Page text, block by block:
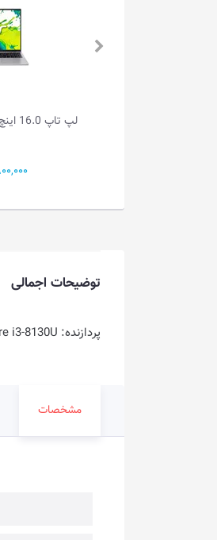
توضیحات اجمالی
پردازنده: Core i3-8130U رم: 4 گیگابایت گرافیک: 2 گیگابایت حافظه داخلی: 1TB HDD
مشخصات